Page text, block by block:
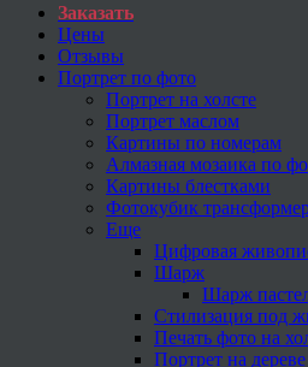
Заказать
Цены
Отзывы
Портрет по фото
Портрет на холсте
Портрет маслом
Картины по номерам
Алмазная мозаика по
Картины блестками
Фотокубик
Еще
Цифровая
Шарж
Шарж
Стилизация под
Печать фото на
Портрет на дереве